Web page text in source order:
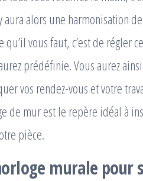
alors une harmonisation
vous faut, c’est de régler
prédéfinie. Vous aurez
vos rendez-vous et votre
de mur est le repère idéal à
pièce.
murale pour